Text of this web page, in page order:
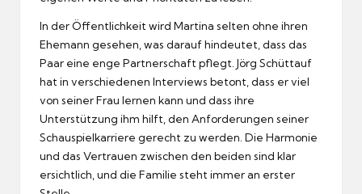
In der Öffentlichkeit wird Martina selten ohne ihren
Ehemann gesehen, was darauf hindeutet, dass das
Paar eine enge Partnerschaft pflegt. Jörg Schüttauf
hat in verschiedenen Interviews betont, dass er viel
von seiner Frau lernen kann und dass ihre
Unterstützung ihm hilft, den Anforderungen seiner
Schauspielkarriere gerecht zu werden. Die Harmonie
und das Vertrauen zwischen den beiden sind klar
ersichtlich, und die Familie steht immer an erster